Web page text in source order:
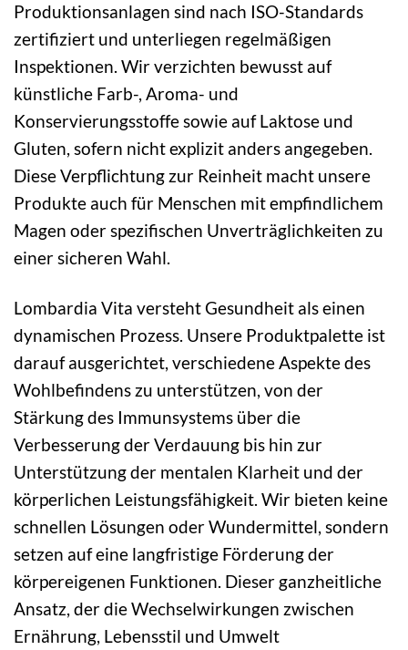
Produktionsanlagen sind nach ISO-Standards
zertifiziert und unterliegen regelmäßigen
Inspektionen. Wir verzichten bewusst auf
künstliche Farb-, Aroma- und
Konservierungsstoffe sowie auf Laktose und
Gluten, sofern nicht explizit anders angegeben.
Diese Verpflichtung zur Reinheit macht unsere
Produkte auch für Menschen mit empfindlichem
Magen oder spezifischen Unverträglichkeiten zu
einer sicheren Wahl.
Lombardia Vita versteht Gesundheit als einen
dynamischen Prozess. Unsere Produktpalette ist
darauf ausgerichtet, verschiedene Aspekte des
Wohlbefindens zu unterstützen, von der
Stärkung des Immunsystems über die
Verbesserung der Verdauung bis hin zur
Unterstützung der mentalen Klarheit und der
körperlichen Leistungsfähigkeit. Wir bieten keine
schnellen Lösungen oder Wundermittel, sondern
setzen auf eine langfristige Förderung der
körpereigenen Funktionen. Dieser ganzheitliche
Ansatz, der die Wechselwirkungen zwischen
Ernährung, Lebensstil und Umwelt